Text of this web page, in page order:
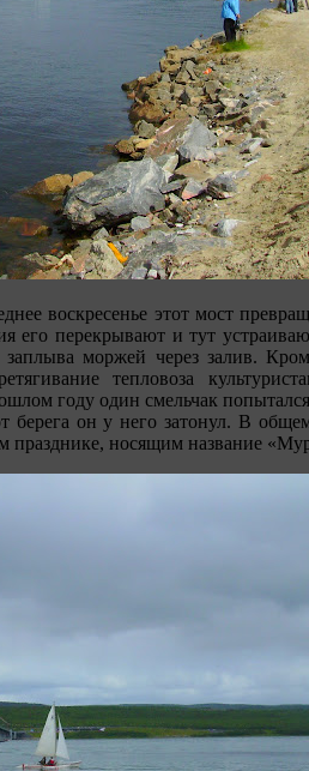
воскресенье этот мост
его перекрывают и тут
заплыва моржей через залив.
тепловоза
году один смельчак
берега он у него затонул. В
празднике, носящим название